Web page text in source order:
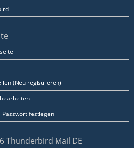
(Neu registrieren)
Passwort festlegen
Thunderbird Mail DE